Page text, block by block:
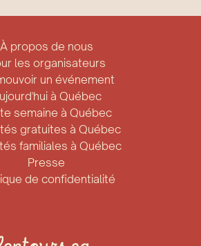
À propos de nous
les organisateurs
un événement
à Québec
semaine à Québec
gratuites à Québec
familiales à Québec
Presse
de confidentialité